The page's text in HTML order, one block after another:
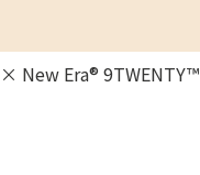
New Era® 9TWENTY™